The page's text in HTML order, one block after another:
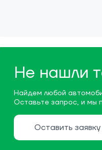
Не нашли
Найдем любой
Оставьте запрос, и мы
Оставить заявку